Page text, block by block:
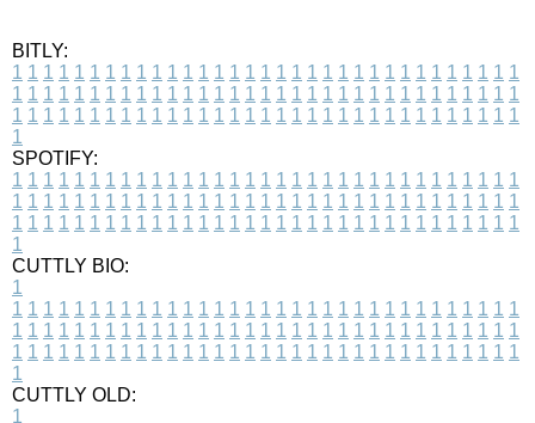
BITLY:
1 1 1 1 1 1 1 1 1 1 1 1 1 1 1 1 1 1 1 1 1 1 1 1 1 1 1 1 1 1 1 1 1
1 1 1 1 1 1 1 1 1 1 1 1 1 1 1 1 1 1 1 1 1 1 1 1 1 1 1 1 1 1 1 1 1
1 1 1 1 1 1 1 1 1 1 1 1 1 1 1 1 1 1 1 1 1 1 1 1 1 1 1 1 1 1 1 1 1
1
SPOTIFY:
1 1 1 1 1 1 1 1 1 1 1 1 1 1 1 1 1 1 1 1 1 1 1 1 1 1 1 1 1 1 1 1 1
1 1 1 1 1 1 1 1 1 1 1 1 1 1 1 1 1 1 1 1 1 1 1 1 1 1 1 1 1 1 1 1 1
1 1 1 1 1 1 1 1 1 1 1 1 1 1 1 1 1 1 1 1 1 1 1 1 1 1 1 1 1 1 1 1 1
1
CUTTLY BIO:
1
1 1 1 1 1 1 1 1 1 1 1 1 1 1 1 1 1 1 1 1 1 1 1 1 1 1 1 1 1 1 1 1 1
1 1 1 1 1 1 1 1 1 1 1 1 1 1 1 1 1 1 1 1 1 1 1 1 1 1 1 1 1 1 1 1 1
1 1 1 1 1 1 1 1 1 1 1 1 1 1 1 1 1 1 1 1 1 1 1 1 1 1 1 1 1 1 1 1 1
1
CUTTLY OLD:
1